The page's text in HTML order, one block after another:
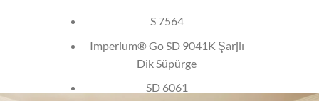
S 7564
Imperium® Go SD 9041K Şarjlı
Dik Süpürge
SD 6061